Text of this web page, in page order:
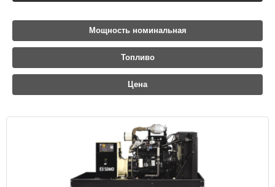
Мощность номинальная
Топливо
Цена